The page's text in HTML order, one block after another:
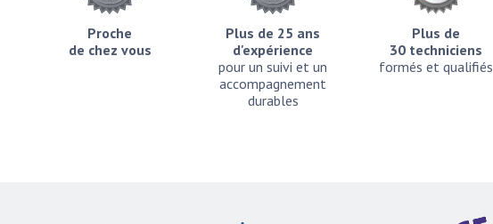
Proche
de chez vous
Plus de 25 ans
d'expérience
pour un suivi et un
accompagnement
durables
Plus de
30 techniciens
formés et qualifiés